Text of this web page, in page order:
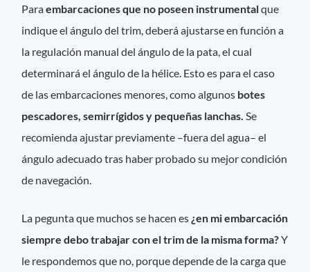
Paraembarcaciones que no poseen instrumentalque
indique el ángulo del trim, deberá ajustarse en función a
la regulación manual del ángulo de la pata, el cual
determinará el ángulo de la hélice. Esto es para el caso
de las embarcaciones menores, como algunos botes
pescadores, semirrígidos y pequeñas lanchas. Se
recomienda ajustar previamente –fuera del agua– el
ángulo adecuado tras haber probado su mejor condición
de navegación.
La pegunta que muchos se hacen es ¿en mi embarcación
siempre debo trabajar con el trim de la misma forma?Y
le respondemos que no, porque depende de la carga que